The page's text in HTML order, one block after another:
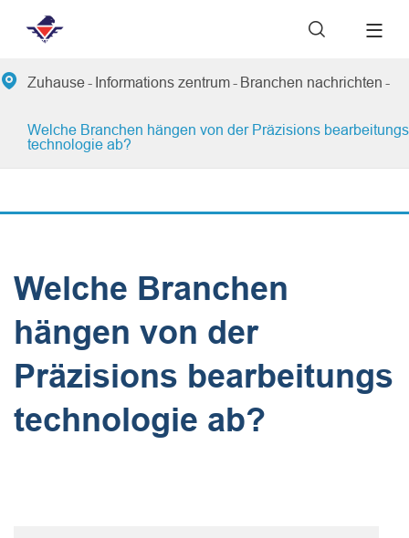

 Zuhause Informations zentrum Branchen nachrichten
Welche Branchen hängen von der Präzisions bearbeitungs
technologie ab?
Welche Branchen
hängen von der
Präzisions bearbeitungs
technologie ab?